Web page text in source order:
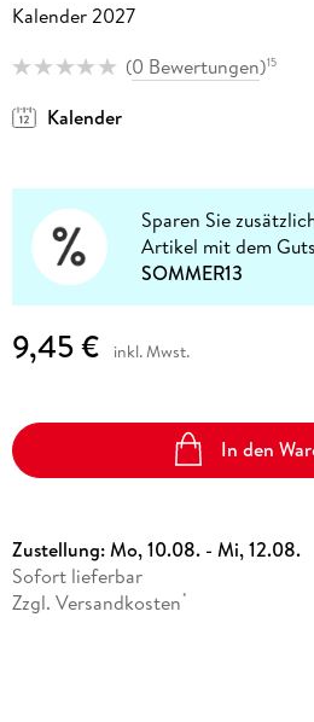
Kalender 2027
(0 Bewertungen)15
Kalender
Sparen Sie
Artikel mit dem
SOMMER13
9,45 € inkl. Mwst.
In den
Zustellung:Mo, 10.08. - Mi, 12.08.
Sofort lieferbar
Zzgl. Versandkosten *